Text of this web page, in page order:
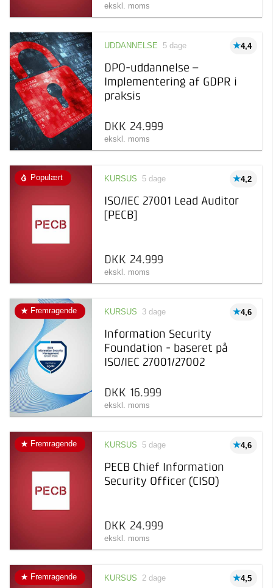
ekskl. moms
4,4
UDDANNELSE 5 dage
DPO-uddannelse –
Implementering af GDPR i
praksis
DKK 24.999
ekskl. moms
Populært 4,2
KURSUS 5 dage
ISO/IEC 27001 Lead Auditor
[PECB]
DKK 24.999
ekskl. moms
Fremragende 4,6
KURSUS 3 dage
Information Security
Foundation - baseret på
ISO/IEC 27001/27002
DKK 16.999
ekskl. moms
Fremragende 4,6
KURSUS 5 dage
PECB Chief Information
Security Officer (CISO)
DKK 24.999
ekskl. moms
Fremragende 4,5
KURSUS 2 dage